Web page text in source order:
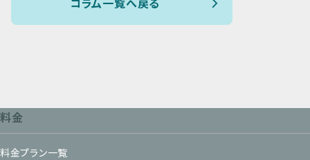
料金
料金プラン一覧